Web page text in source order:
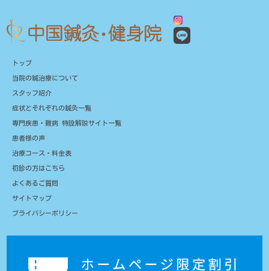
トップ
当院の鍼治療について
スタッフ紹介
症状とそれぞれの鍼灸一覧
専門疾患・難病 特設解説サイト一覧
患者様の声
治療コース・料金表
初診の方はこちら
よくあるご質問
サイトマップ
プライバシーポリシー